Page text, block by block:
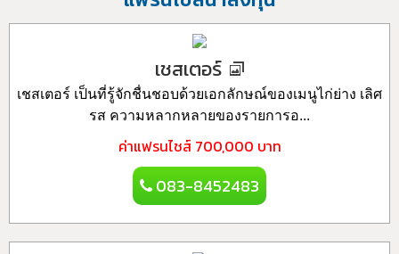
เชสเตอร์
เชสเตอร์ เป็นที่รู้จักชื่นชอบด้วยเอกลักษณ์ของเมนูไก่ย่าง เลิศ
รส ความหลากหลายของรายการอ...
ค่าแฟรนไชส์ 700,000 บาท
083-8452483